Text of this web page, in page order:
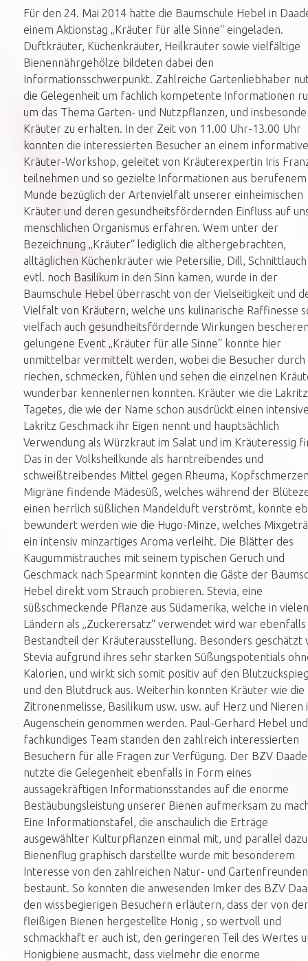
Für den 24. Mai 2014 hatte die Baumschule Hebel in
einem Aktionstag „Kräuter für alle Sinne“ eingeladen.
Duftkräuter, Küchenkräuter, Heilkräuter sowie vielfältige
Bienennährgehölze bildeten dabei den
Informationsschwerpunkt. Zahlreiche Gartenliebhaber
die Gelegenheit um fachlich kompetente Informationen
um das Thema Garten- und Nutzpflanzen, und
Kräuter zu erhalten. In der Zeit von 11.00 Uhr-13.00 Uhr
konnten die interessierten Besucher an einem
Kräuter-Workshop, geleitet von Kräuterexpertin Iris
teilnehmen und so gezielte Informationen aus berufenem
Munde bezüglich der Artenvielfalt unserer einheimischen
Kräuter und deren gesundheitsfördernden Einfluss auf
menschlichen Organismus erfahren. Wem unter der
Bezeichnung „Kräuter“ lediglich die althergebrachten,
alltäglichen Küchenkräuter wie Petersilie, Dill,
evtl. noch Basilikum in den Sinn kamen, wurde in der
Baumschule Hebel überrascht von der Vielseitigkeit und
Vielfalt von Kräutern, welche uns kulinarische Raffinesse
vielfach auch gesundheitsfördernde Wirkungen
gelungene Event „Kräuter für alle Sinne“ konnte hier
unmittelbar vermittelt werden, wobei die Besucher durch
riechen, schmecken, fühlen und sehen die einzelnen
wunderbar kennenlernen konnten. Kräuter wie die Lakritz
Tagetes, die wie der Name schon ausdrückt einen
Lakritz Geschmack ihr Eigen nennt und hauptsächlich
Verwendung als Würzkraut im Salat und im Kräuteressig
Das in der Volksheilkunde als harntreibendes und
schweißtreibendes Mittel gegen Rheuma,
Migräne findende Mädesüß, welches während der
einen herrlich süßlichen Mandelduft verströmt, konnte
bewundert werden wie die Hugo-Minze, welches
ein intensiv minzartiges Aroma verleiht. Die Blätter des
Kaugummistrauches mit seinem typischen Geruch und
Geschmack nach Spearmint konnten die Gäste der
Hebel direkt vom Strauch probieren. Stevia, eine
süßschmeckende Pflanze aus Südamerika, welche in vielen
Ländern als „Zuckerersatz“ verwendet wird war ebenfalls
Bestandteil der Kräuterausstellung. Besonders geschätzt
Stevia aufgrund ihres sehr starken Süßungspotentials
Kalorien, und wirkt sich somit positiv auf den
und den Blutdruck aus. Weiterhin konnten Kräuter wie die
Zitronenmelisse, Basilikum usw. usw. auf Herz und Nieren
Augenschein genommen werden. Paul-Gerhard Hebel
fachkundiges Team standen den zahlreich interessierten
Besuchern für alle Fragen zur Verfügung. Der BZV
nutzte die Gelegenheit ebenfalls in Form eines
aussagekräftigen Informationsstandes auf die enorme
Bestäubungsleistung unserer Bienen aufmerksam zu
Eine Informationstafel, die anschaulich die Erträge
ausgewählter Kulturpflanzen einmal mit, und parallel
Bienenflug graphisch darstellte wurde mit besonderem
Interesse von den zahlreichen Natur- und Gartenfreunden
bestaunt. So konnten die anwesenden Imker des BZV
den wissbegierigen Besuchern erläutern, dass der von
fleißigen Bienen hergestellte Honig , so wertvoll und
schmackhaft er auch ist, den geringeren Teil des Wertes
Honigbiene ausmacht, dass vielmehr die enorme